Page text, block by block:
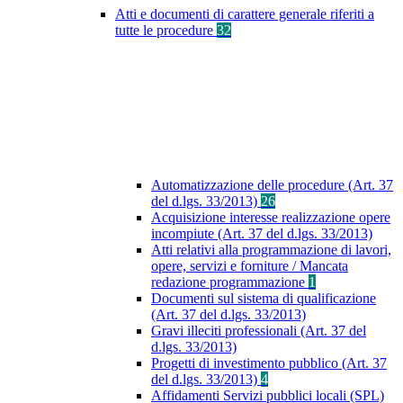
Atti e documenti di carattere generale riferiti a
tutte le procedure 32
Automatizzazione delle procedure (Art. 37
del d.lgs. 33/2013) 26
Acquisizione interesse realizzazione opere
incompiute (Art. 37 del d.lgs. 33/2013)
Atti relativi alla programmazione di lavori,
opere, servizi e forniture / Mancata
redazione programmazione 1
Documenti sul sistema di qualificazione
(Art. 37 del d.lgs. 33/2013)
Gravi illeciti professionali (Art. 37 del
d.lgs. 33/2013)
Progetti di investimento pubblico (Art. 37
del d.lgs. 33/2013) 4
Affidamenti Servizi pubblici locali (SPL)